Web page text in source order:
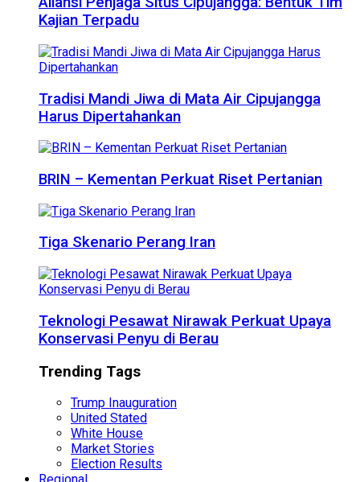
Kajian Terpadu
Tradisi Mandi Jiwa di Mata Air Cipujangga
Harus Dipertahankan
BRIN – Kementan Perkuat Riset Pertanian
Tiga Skenario Perang Iran
Teknologi Pesawat Nirawak Perkuat Upaya
Konservasi Penyu di Berau
Trending Tags
Trump Inauguration
United Stated
White House
Market Stories
Election Results